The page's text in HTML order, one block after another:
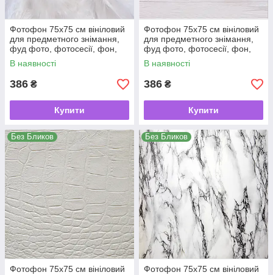
Фотофон 75х75 см вініловий
для предметного знімання,
фуд фото, фотосесії, фон,
кондитерський, для торта
В наявності
386 ₴
Купити
Фотофон 75х75 см вініловий
для предметного знімання,
фуд фото, фотосесії, фон,
кондитерський, для торта
В наявності
386 ₴
Купити
Без Бликов
Фотофон 75х75 см вініловий
Без Бликов
Фотофон 75х75 см вініловий